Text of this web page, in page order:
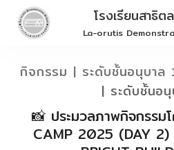
Skip
โรงเรียนสาธิต
La-orutis
กิจกรรม | ระดับชั้นอนุบาล
| ระดับชั้นอ
📸 ประมวลภาพกิจกรรม
CAMP 2025 (DAY 2)